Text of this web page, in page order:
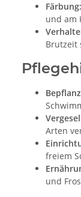
Färbung:
und am
Brutzeit
Arten
freiem
und